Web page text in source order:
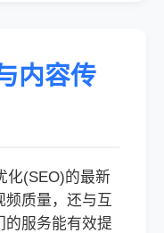
内容传
化(SEO)的最新
频质量，还与互
的服务能有效提